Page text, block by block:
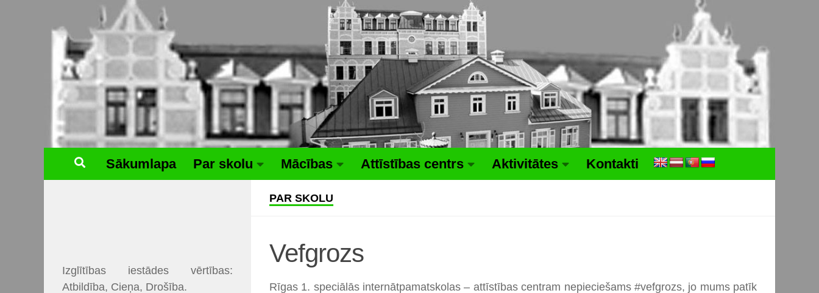
Sākumlapa Par skolu Mācības Attīstības centrs Aktivitātes Kontakti
PAR SKOLU
Vefgrozs
Rīgas 1. speciālās internātpamatskolas – attīstības centram nepieciešams #vefgrozs, jo mums patīk
Izglītības iestādes vērtības:
Atbildība, Cieņa, Drošība.